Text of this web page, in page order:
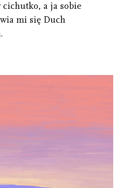
cichutko, a ja sobie
mi się Duch